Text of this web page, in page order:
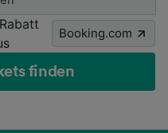
Booking.com
finden